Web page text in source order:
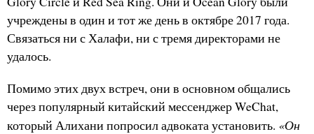
учреждены в один и тот же день в октябре 2017 года.
Связаться ни с Халафи, ни с тремя директорами не
удалось.
Помимо этих двух встреч, они в основном общались
через популярный китайский мессенджер WeChat,
который Алихани попросил адвоката установить. «Он